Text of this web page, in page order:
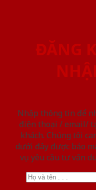
ĐĂNG
Nhập thông tin để
điện thoại / email/
khách. Chúng tôi
dưới đây được bảo
vụ yêu cầu tư vấn